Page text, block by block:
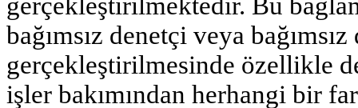
bağımsız denetçi veya
gerçekleştirilmesinde özellikle
işler bakımından herhangi bir